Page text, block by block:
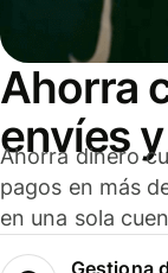
Ahorra
envíes
Ahorra dinero
pagos en más
en una sola